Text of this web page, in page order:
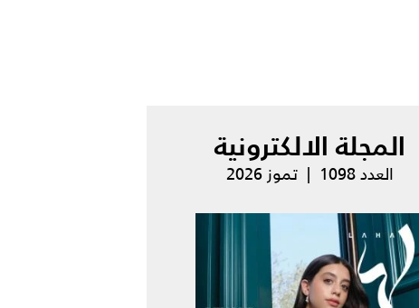
المجلة الالكترونية
العدد 1098 | تموز 2026